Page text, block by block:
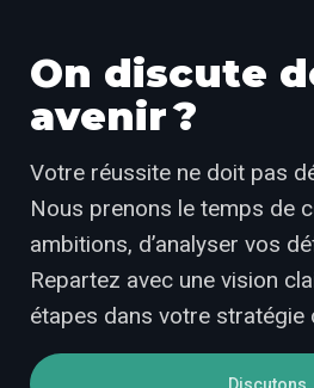
On discute
avenir ?
Votre réussite ne doit pas
Nous prenons le temps de
ambitions, d’analyser vos
Repartez avec une vision
étapes dans votre stratégie